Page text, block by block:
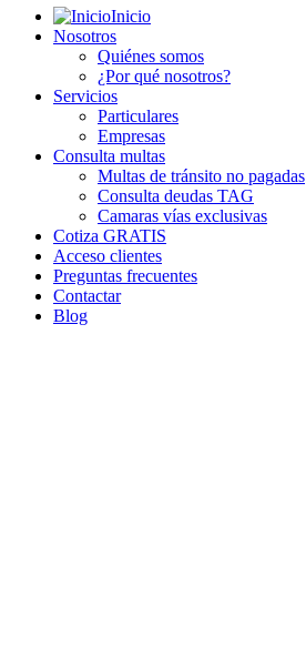
Inicio
Nosotros
Quiénes somos
¿Por qué nosotros?
Servicios
Particulares
Empresas
Consulta multas
Multas de tránsito no pagadas
Consulta deudas TAG
Camaras vías exclusivas
Cotiza GRATIS
Acceso clientes
Preguntas frecuentes
Contactar
Blog